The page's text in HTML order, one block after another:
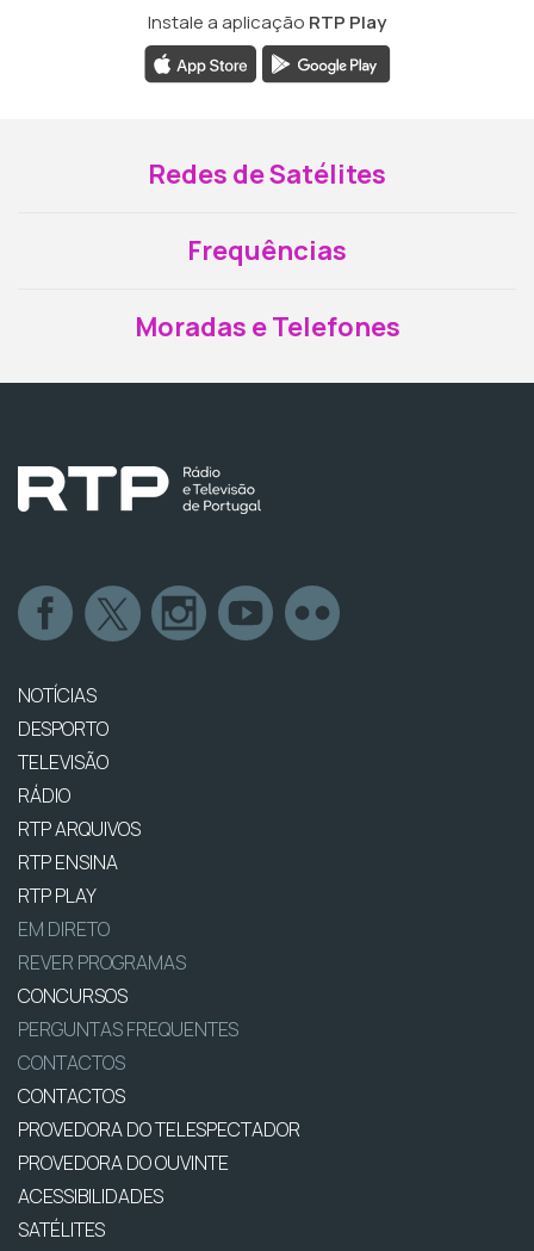
Instale a aplicação RTP Play
Redes de Satélites
Frequências
Moradas e Telefones
NOTÍCIAS
DESPORTO
TELEVISÃO
RÁDIO
RTP ARQUIVOS
RTP ENSINA
RTP PLAY
EM DIRETO
REVER PROGRAMAS
CONCURSOS
PERGUNTAS FREQUENTES
CONTACTOS
CONTACTOS
PROVEDORA DO TELESPECTADOR
PROVEDORA DO OUVINTE
ACESSIBILIDADES
SATÉLITES